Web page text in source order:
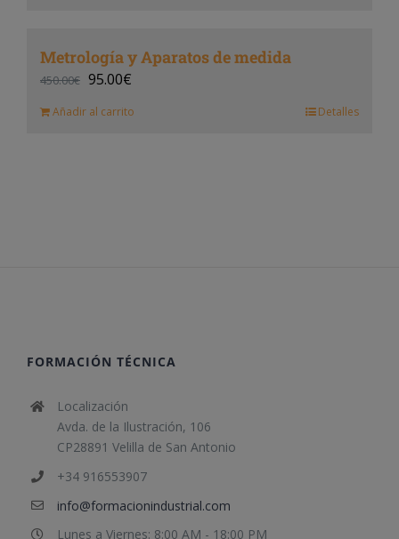
Metrología y Aparatos de medida
450.00€ 95.00€
Añadir al carrito Detalles
FORMACIÓN TÉCNICA
Localización
Avda. de la Ilustración, 106
CP28891 Velilla de San Antonio
+34 916553907
info@formacionindustrial.com
Lunes a Viernes: 8:00 AM - 18:00 PM